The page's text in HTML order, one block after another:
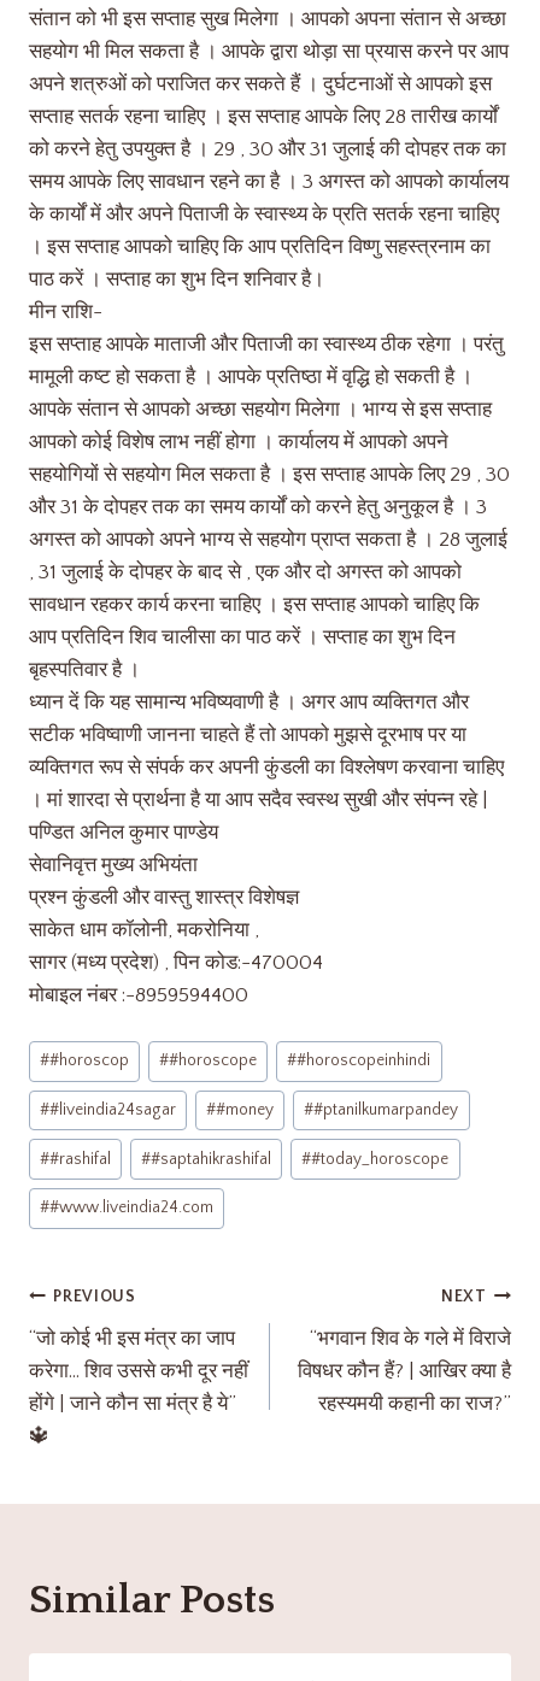
संतान को भी इस सप्ताह सुख मिलेगा । आपको अपना संतान से अच्छा
सहयोग भी मिल सकता है । आपके द्वारा थोड़ा सा प्रयास करने पर आप
अपने शत्रुओं को पराजित कर सकते हैं । दुर्घटनाओं से आपको इस
सप्ताह सतर्क रहना चाहिए । इस सप्ताह आपके लिए 28 तारीख कार्यों
को करने हेतु उपयुक्त है । 29 , 30 और 31 जुलाई की दोपहर तक का
समय आपके लिए सावधान रहने का है । 3 अगस्त को आपको कार्यालय
के कार्यों में और अपने पिताजी के स्वास्थ्य के प्रति सतर्क रहना चाहिए
। इस सप्ताह आपको चाहिए कि आप प्रतिदिन विष्णु सहस्त्रनाम का
पाठ करें । सप्ताह का शुभ दिन शनिवार है।
मीन राशि-
इस सप्ताह आपके माताजी और पिताजी का स्वास्थ्य ठीक रहेगा । परंतु
मामूली कष्ट हो सकता है । आपके प्रतिष्ठा में वृद्धि हो सकती है ।
आपके संतान से आपको अच्छा सहयोग मिलेगा । भाग्य से इस सप्ताह
आपको कोई विशेष लाभ नहीं होगा । कार्यालय में आपको अपने
सहयोगियों से सहयोग मिल सकता है । इस सप्ताह आपके लिए 29 , 30
और 31 के दोपहर तक का समय कार्यों को करने हेतु अनुकूल है । 3
अगस्त को आपको अपने भाग्य से सहयोग प्राप्त सकता है । 28 जुलाई
, 31 जुलाई के दोपहर के बाद से , एक और दो अगस्त को आपको
सावधान रहकर कार्य करना चाहिए । इस सप्ताह आपको चाहिए कि
आप प्रतिदिन शिव चालीसा का पाठ करें । सप्ताह का शुभ दिन
बृहस्पतिवार है ।
ध्यान दें कि यह सामान्य भविष्यवाणी है । अगर आप व्यक्तिगत और
सटीक भविष्वाणी जानना चाहते हैं तो आपको मुझसे दूरभाष पर या
व्यक्तिगत रूप से संपर्क कर अपनी कुंडली का विश्लेषण करवाना चाहिए
। मां शारदा से प्रार्थना है या आप सदैव स्वस्थ सुखी और संपन्न रहे |
पण्डित अनिल कुमार पाण्डेय
सेवानिवृत्त मुख्य अभियंता
प्रश्न कुंडली और वास्तु शास्त्र विशेषज्ञ
साकेत धाम कॉलोनी, मकरोनिया ,
सागर (मध्य प्रदेश) , पिन कोड:-470004
मोबाइल नंबर :-8959594400
##horoscop ##horoscope ##horoscopeinhindi
##liveindia24sagar ##money ##ptanilkumarpandey
##rashifal ##saptahikrashifal ##today_horoscope
##www.liveindia24.com
PREVIOUS
“जो कोई भी इस मंत्र का जाप
करेगा… शिव उससे कभी दूर नहीं
होंगे | जाने कौन सा मंत्र है ये”
🔱
NEXT
“भगवान शिव के गले में विराजे
विषधर कौन हैं? | आखिर क्या है
रहस्यमयी कहानी का राज?”
Similar Posts